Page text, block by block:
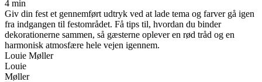
4 min
Giv din fest et gennemført udtryk ved at lade tema og farver gå igen
fra indgangen til festområdet. Få tips til, hvordan du binder
dekorationerne sammen, så gæsterne oplever en rød tråd og en
harmonisk atmosfære hele vejen igennem.
Louie Møller
Louie
Møller